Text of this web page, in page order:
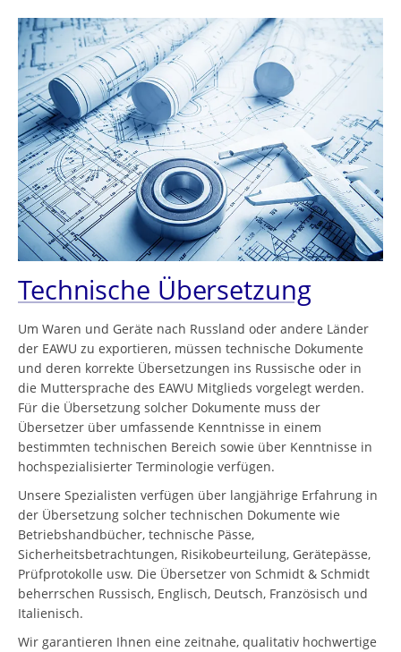
Technische Übersetzung
Um Waren und Geräte nach Russland oder andere Länder
der EAWU zu exportieren, müssen technische Dokumente
und deren korrekte Übersetzungen ins Russische oder in
die Muttersprache des EAWU Mitglieds vorgelegt werden.
Für die Übersetzung solcher Dokumente muss der
Übersetzer über umfassende Kenntnisse in einem
bestimmten technischen Bereich sowie über Kenntnisse in
hochspezialisierter Terminologie verfügen.
Unsere Spezialisten verfügen über langjährige Erfahrung in
der Übersetzung solcher technischen Dokumente wie
Betriebshandbücher, technische Pässe,
Sicherheitsbetrachtungen, Risikobeurteilung, Gerätepässe,
Prüfprotokolle usw. Die Übersetzer von Schmidt & Schmidt
beherrschen Russisch, Englisch, Deutsch, Französisch und
Italienisch.
Wir garantieren Ihnen eine zeitnahe, qualitativ hochwertige